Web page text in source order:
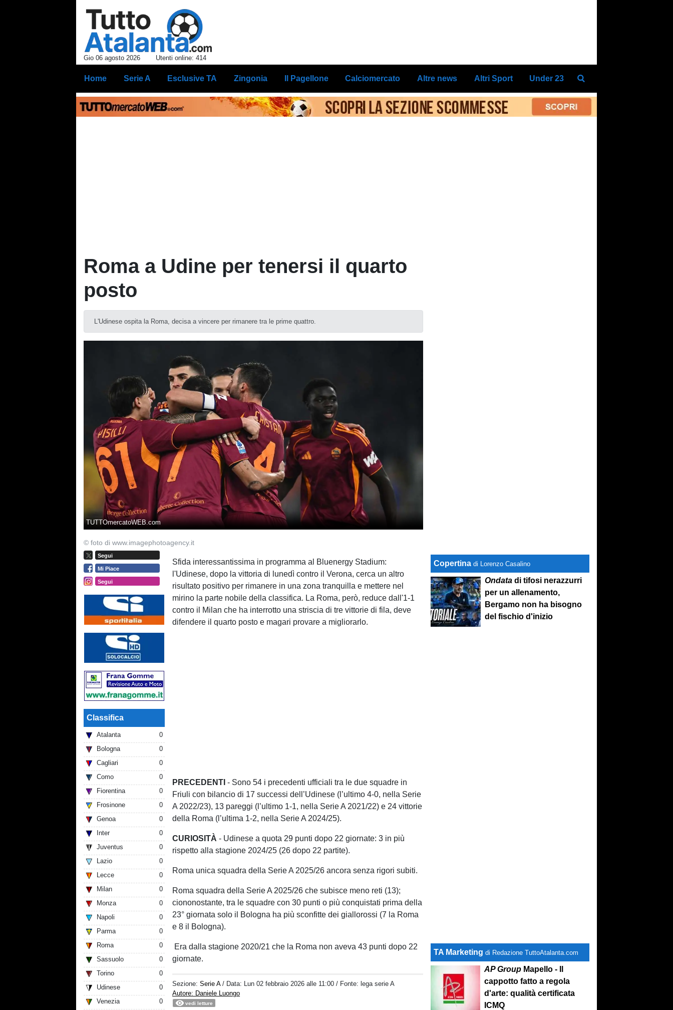
Gio 06 agosto 2026 Utenti online: 414
Home Serie A Esclusive TA Zingonia Il Pagellone Calciomercato Altre news Altri Sport Under 23
Roma a Udine per tenersi il quarto
posto
L'Udinese ospita la Roma, decisa a vincere per rimanere tra le prime quattro.
TUTTOmercatoWEB.com
© foto di www.imagephotoagency.it
Segui
Mi Piace
Segui
Classifica
Atalanta
0
Bologna
0
Cagliari
0
Como
0
Fiorentina
0
Frosinone
0
Genoa
0
Inter
0
Juventus
0
Lazio
0
Lecce
0
Milan
0
Monza
0
Napoli
0
Parma
0
Roma
0
Sassuolo
0
Torino
0
Udinese
0
Venezia
0
Sfida interessantissima in programma al Bluenergy Stadium:
l'Udinese, dopo la vittoria di lunedì contro il Verona, cerca un altro
risultato positivo per rimanere in una zona tranquilla e mettere nel
mirino la parte nobile della classifica. La Roma, però, reduce dall'1-1
contro il Milan che ha interrotto una striscia di tre vittorie di fila, deve
difendere il quarto posto e magari provare a migliorarlo.
PRECEDENTI- Sono 54 i precedenti ufficiali tra le due squadre in
Friuli con bilancio di 17 successi dell’Udinese (l’ultimo 4-0, nella Serie
A 2022/23), 13 pareggi (l’ultimo 1-1, nella Serie A 2021/22) e 24 vittorie
della Roma (l’ultima 1-2, nella Serie A 2024/25).
CURIOSITÀ- Udinese a quota 29 punti dopo 22 giornate: 3 in più
rispetto alla stagione 2024/25 (26 dopo 22 partite).
Roma unica squadra della Serie A 2025/26 ancora senza rigori subiti.
Roma squadra della Serie A 2025/26 che subisce meno reti (13);
ciononostante, tra le squadre con 30 punti o più conquistati prima della
23° giornata solo il Bologna ha più sconfitte dei giallorossi (7 la Roma
e 8 il Bologna).
Era dalla stagione 2020/21 che la Roma non aveva 43 punti dopo 22
giornate.
Sezione:Serie A / Data: Lun 02 febbraio 2026 alle 11:00 / Fonte: lega serie A
Autore: Daniele Luongo
vedi letture
Copertina di Lorenzo Casalino
Ondata di tifosi nerazzurri
per un allenamento,
Bergamo non ha bisogno
del fischio d'inizio
TA Marketing di Redazione TuttoAtalanta.com
AP Group Mapello - Il
cappotto fatto a regola
d'arte: qualità certificata
ICMQ